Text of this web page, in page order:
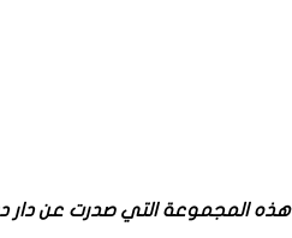
المجموعة التي صدرت عن دار